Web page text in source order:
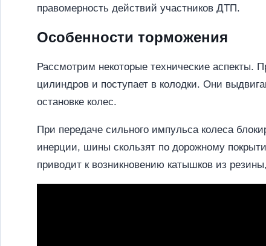
правомерность действий участников ДТП.
Особенности торможения
Рассмотрим некоторые технические аспекты.
цилиндров и поступает в колодки. Они
остановке колес.
При передаче сильного импульса колеса
инерции, шины скользят по дорожному
приводит к возникновению катышков из